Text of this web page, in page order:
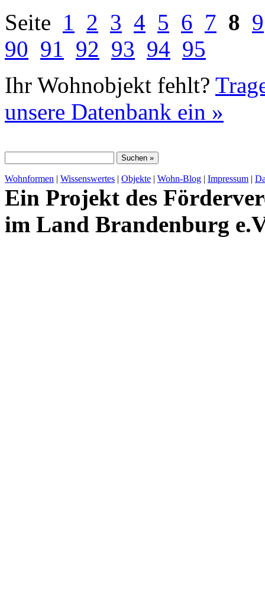
Seite 1 2 3 4 5 6 7 8 9
90 91 92 93 94 95
Ihr Wohnobjekt fehlt?
unsere Datenbank ein »
Wohnformen | Wissenswertes | Objekte | Wohn-Blog | Impressum |
Ein Projekt des
im Land Brandenburg